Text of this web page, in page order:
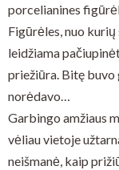
porcelianines
Figūrėles, nuo
leidžiama
priežiūra. Bitę
norėdavo…
Garbingo amžiaus
vėliau vietoje
neišmanė, kaip